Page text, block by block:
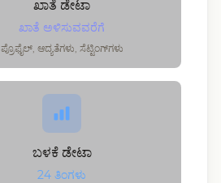
ಖಾತೆ ಡೇಟಾ
ಖಾತೆ ಅಳಿಸುವವರೆಗೆ
ಪ್ರೊಫೈಲ್, ಆದ್ಯತೆಗಳು, ಸೆಟ್ಟಿಂಗ್‌ಗಳು
ಬಳಕೆ ಡೇಟಾ
24 ತಿಂಗಳು